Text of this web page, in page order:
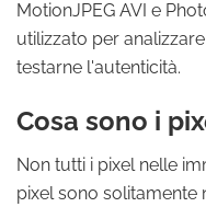
MotionJPEG AVI e
utilizzato per
testarne l'autenticità.
Cosa sono i
Non tutti i pixel nelle
pixel sono solitamente